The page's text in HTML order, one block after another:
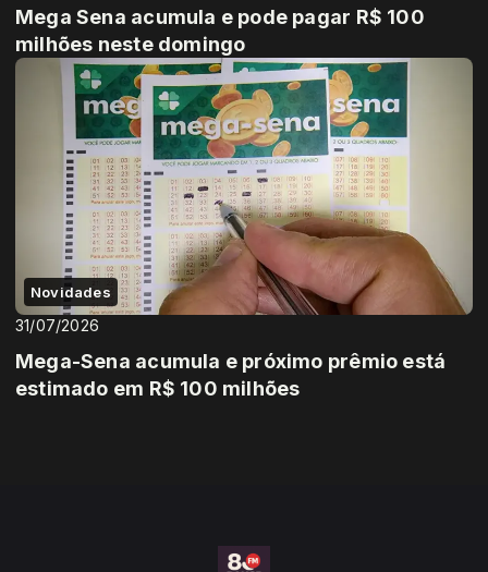
Mega Sena acumula e pode pagar R$ 100
milhões neste domingo
Novidades
31/07/2026
Mega-Sena acumula e próximo prêmio está
estimado em R$ 100 milhões